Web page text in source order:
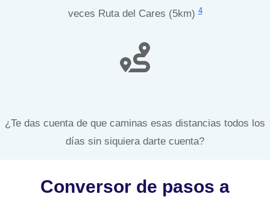
veces Ruta del Cares (5km)4
¿Te das cuenta de que caminas esas distancias todos los
días sin siquiera darte cuenta?
Conversor de pasos a